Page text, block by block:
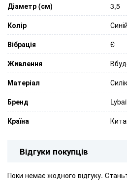
Діаметр (см)
3,5
Колір
Синій
Вібрація
Є
Живлення
Матеріал
Бренд
Країна
Відгуки покупців
Поки немає жодного відгуку.